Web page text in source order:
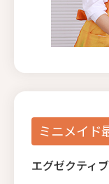
ミニメイド
エグゼクティ